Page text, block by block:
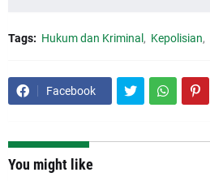
Tags: Hukum dan Kriminal Kepolisian
Facebook
You might like